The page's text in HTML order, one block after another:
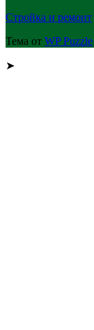
Стройка и ремонт
Тема от WP Puzzle
➤